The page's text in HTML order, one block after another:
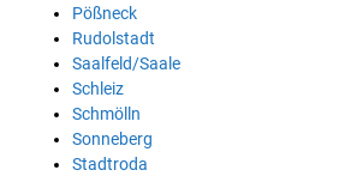
Pößneck
Rudolstadt
Saalfeld/Saale
Schleiz
Schmölln
Sonneberg
Stadtroda